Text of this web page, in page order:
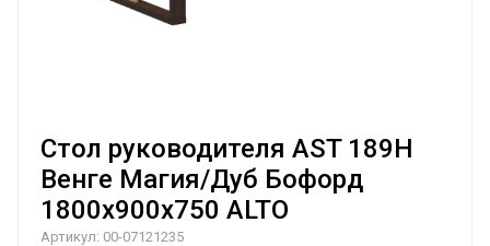
Стол руководителя AST 189H
Венге Магия/Дуб Бофорд
1800х900х750 ALTO
Артикул: 00-07121235